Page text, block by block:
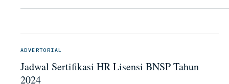
ADVERTORIAL
Jadwal Sertifikasi HR Lisensi BNSP Tahun
2024